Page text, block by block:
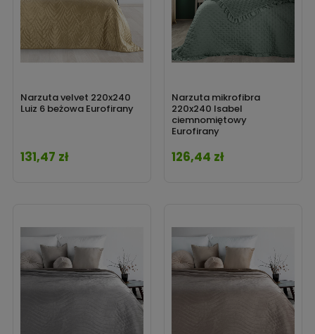
Narzuta velvet 220x240
Luiz 6 beżowa Eurofirany
Cena
131,47 zł
Narzuta mikrofibra
220x240 Isabel
ciemnomiętowy
Eurofirany
Cena
126,44 zł